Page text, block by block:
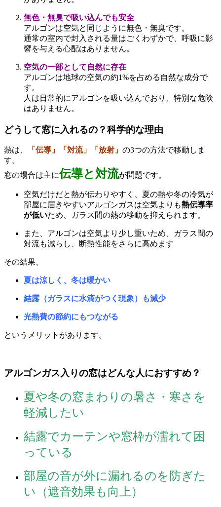
無色・無臭で吸い込んでも安全
アルゴンは空気と同じように無色・無臭です。
通常の室内で封入される量はごくわずかで、呼吸に影
響を与える心配はありません。
空気の一部として自然に存在
アルゴンは地球の空気の約1%を占める自然な成分で
す。
人は日常的にアルゴンを吸い込んでおり、特別な危険
はありません。
どうして窓に入れるの？科学的な理由
熱は、 「伝導」「対流」「放射」 の3つの方法で移動しま
す。
窓の場合は主に伝導と対流が問題です。
空気だけだと熱が伝わりやすく、夏の熱や冬の冷気が
部屋に届きやすいアルゴンガスは空気よりも熱伝導率
が低いため、ガラス間の熱の移動を抑えられます。
また、アルゴンは空気より少し重いため、ガラス間の
対流も減らし、断熱性能をさらに高めます
その結果、
夏は涼しく、冬は暖かい
結露（ガラスに水滴がつく現象）も減少
光熱費の節約にもつながる
というメリットがあります。
アルゴンガス入りの窓はどんな人におすすめ？
夏や冬の窓まわりの暑さ・寒さを
軽減したい
結露でカーテンや窓枠が濡れて困
っている
部屋の音が外に漏れるのを防ぎた
い（遮音効果も向上）